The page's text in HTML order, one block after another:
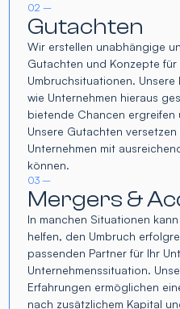
02 –
Gutachten
Wir erstellen unabhängige
Gutachten und Konzepte für
Umbruchsituationen.
wie Unternehmen hieraus
bietende Chancen ergreifen
Unsere Gutachten
Unternehmen mit
können.
03 –
Mergers &
In manchen Situationen
helfen, den Umbruch
passenden Partner für Ihr
Unternehmenssituation.
Erfahrungen ermöglichen
nach zusätzlichem Kapital